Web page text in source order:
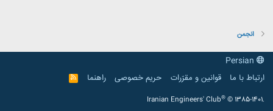
انجمن
ارتباط با ما
قوانین و مقرّرات حریم خصوصی راهنما
R
S
Iranian Engineers' Club® © 1385-1401.